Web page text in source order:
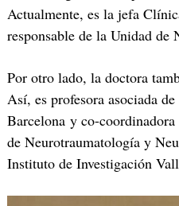
Actualmente, es la jefa
responsable de la Unidad de
Por otro lado, la doctora
Así, es profesora asociada
Barcelona y co-
de Neurotraumatología y
Instituto de Investigación